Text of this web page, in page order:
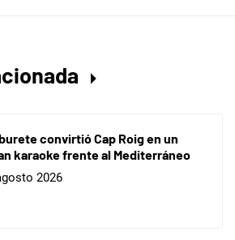
convirtió Cap Roig en un
karaoke frente al Mediterráneo
2026